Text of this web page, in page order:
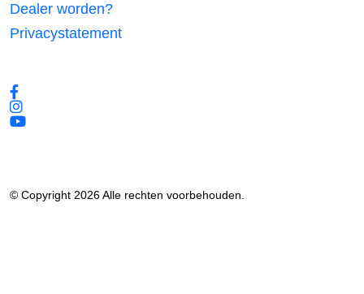
Dealer worden?
Privacystatement
© Copyright 2026 Alle rechten voorbehouden.